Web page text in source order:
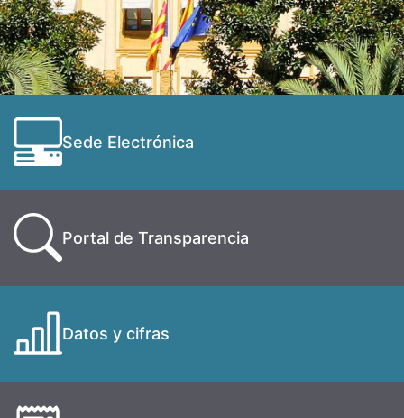
Sede Electrónica
Portal de Transparencia
Datos y cifras